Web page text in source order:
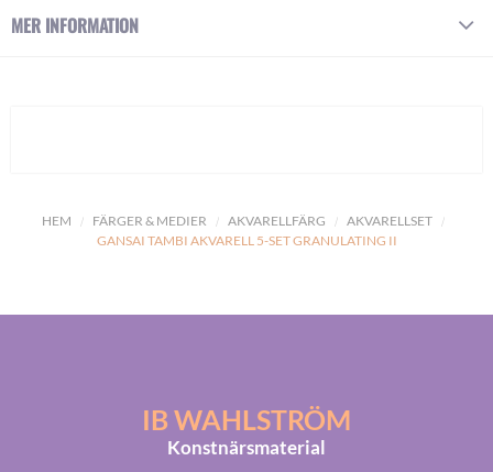
HEM FÄRGER & MEDIER AKVARELLFÄRG
AKVARELLSET
GANSAI TAMBI AKVARELL 5-SET GRANULATING II
MER INFORMATION
IB WAHLSTRÖM
Konstnärsmaterial